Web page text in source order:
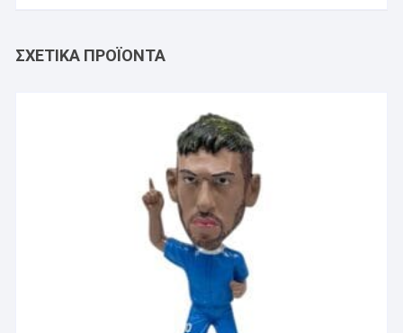
ΣΧΕΤΙΚΆ ΠΡΟΪΌΝΤΑ